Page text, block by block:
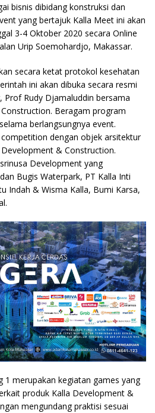
bisnis dibidang konstruksi dan
yang bertajuk Kalla Meet ini akan
3-4 Oktober 2020 secara Online
Urip Soemohardjo, Makassar.
secara ketat protokol kesehatan
ini akan dibuka secara resmi
Prof Rudy Djamaluddin bersama
Beragam program
berlangsungnya event.
dengan objek arsitektur
& Construction.
Development yang
Bugis Waterpark, PT Kalla Inti
Indah & Wisma Kalla, Bumi Karsa,
1 merupakan kegiatan games yang
produk Kalla Development &
mengundang praktisi sesuai